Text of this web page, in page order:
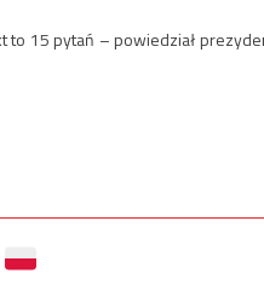
to 15 pytań – powiedział